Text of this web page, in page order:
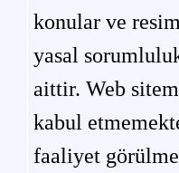
konular ve
yasal
aittir. Web
kabul
faaliyet